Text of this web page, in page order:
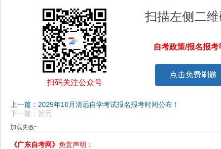
扫码关注公众号
扫描左侧二
自考政策/报名报
点击免费刷题
上一篇：2025年10月清远自学考试报名报考时间公布！
下一篇：暂无
加载失败~
《广东自考网》 免责声明：